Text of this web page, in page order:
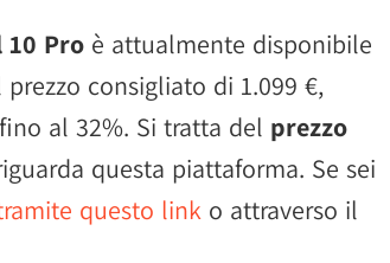
10 Pro è attualmente disponibile
consigliato di 1.099 €,
al 32%. Si tratta del prezzo
questa piattaforma. Se sei
questo link o attraverso il